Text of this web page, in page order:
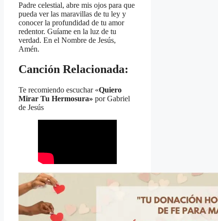
Padre celestial, abre mis ojos para que
pueda ver las maravillas de tu ley y
conocer la profundidad de tu amor
redentor. Guíame en la luz de tu
verdad. En el Nombre de Jesús,
Amén.
Canción Relacionada:
Te recomiendo escuchar «Quiero
Mirar Tu Hermosura» por Gabriel
de Jesús